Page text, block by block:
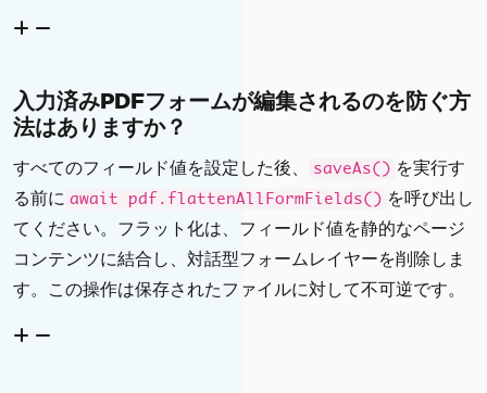
入力済みPDFフォームが編集されるのを防ぐ方
法はありますか？
すべてのフィールド値を設定した後、 saveAs() を実行す
る前に await pdf.flattenAllFormFields() を呼び出し
てください。フラット化は、フィールド値を静的なページ
コンテンツに結合し、対話型フォームレイヤーを削除しま
す。この操作は保存されたファイルに対して不可逆です。